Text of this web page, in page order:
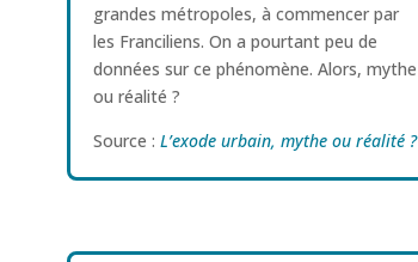
grandes métropoles, à commencer par
les Franciliens. On a pourtant peu de
données sur ce phénomène. Alors, mythe
ou réalité ?
Source : L’exode urbain, mythe ou réalité ?